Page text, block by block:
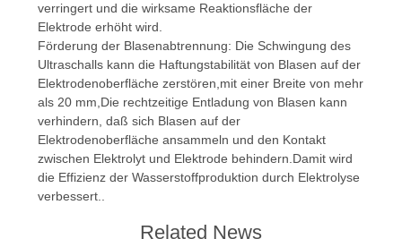
verringert und die wirksame Reaktionsfläche der
Elektrode erhöht wird.
Förderung der Blasenabtrennung: Die Schwingung des
Ultraschalls kann die Haftungstabilität von Blasen auf der
Elektrodenoberfläche zerstören,mit einer Breite von mehr
als 20 mm,Die rechtzeitige Entladung von Blasen kann
verhindern, daß sich Blasen auf der
Elektrodenoberfläche ansammeln und den Kontakt
zwischen Elektrolyt und Elektrode behindern.Damit wird
die Effizienz der Wasserstoffproduktion durch Elektrolyse
verbessert..
Related News